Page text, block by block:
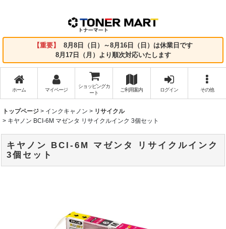
【重要】
8月8日（日）～8月16日（日）は休業日です
8月17日（月）より順次対応いたします
ホーム マイページ
ショッピングカ
ート
ご利用案内 ログイン その他
トップページ > インクキャノン > リサイクル
> キヤノン BCI-6M マゼンタ リサイクルインク 3個セット
キヤノン BCI-6M マゼンタ リサイクルインク
3個セット